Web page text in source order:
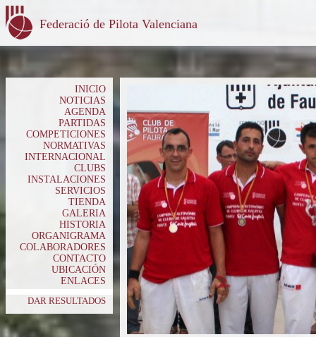
Federació de Pilota Valenciana
INICIO
NOTICIAS
AGENDA
PARTIDAS
COMPETICIONES
NORMATIVAS
INTERNACIONAL
CLUBS
INSTALACIONES
SERVICIOS
TIENDA
GALERIA
HISTORIA
ORGANIGRAMA
COLABORADORES
CONTACTO
UBICACIÓN
ENLACES
DAR RESULTADOS